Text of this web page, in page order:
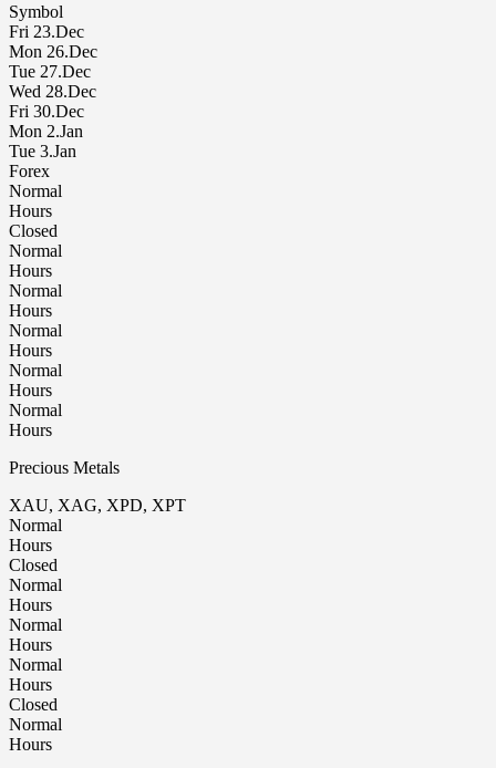
Symbol
Fri 23.Dec
Mon 26.Dec
Tue 27.Dec
Wed 28.Dec
Fri 30.Dec
Mon 2.Jan
Tue 3.Jan
Forex
Normal
Hours
Closed
Normal
Hours
Normal
Hours
Normal
Hours
Normal
Hours
Normal
Hours
Precious Metals
XAU, XAG, XPD, XPT
Normal
Hours
Closed
Normal
Hours
Normal
Hours
Normal
Hours
Closed
Normal
Hours